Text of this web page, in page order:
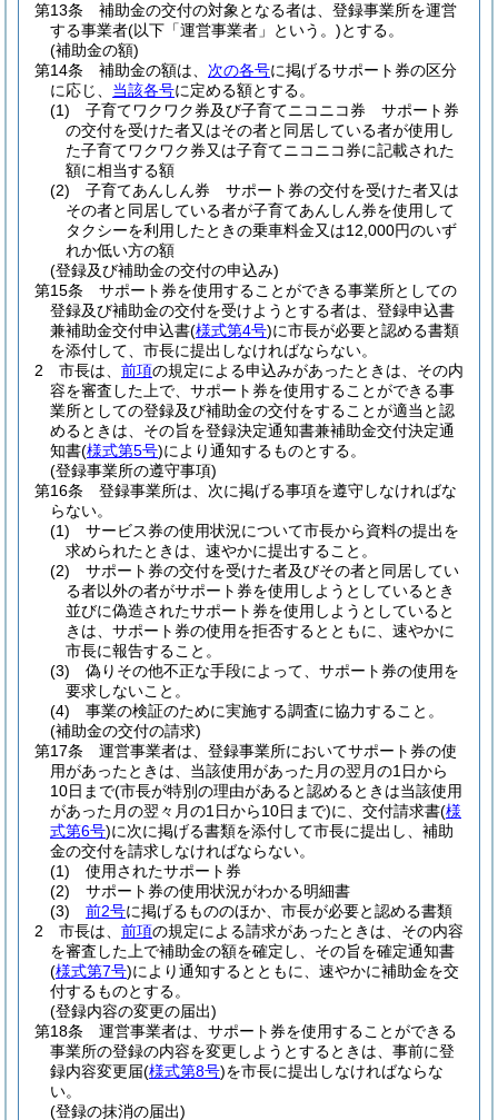
第13条
補助金の交付の対象となる者は、登録事業所を運営
する事業者(以下「運営事業者」という。)とする。
(補助金の額)
第14条
補助金の額は、 次の各号に掲げるサポート券の区分
に応じ、 当該各号に定める額とする。
(1)
子育てワクワク券及び子育てニコニコ券 サポート券
の交付を受けた者又はその者と同居している者が使用し
た子育てワクワク券又は子育てニコニコ券に記載された
額に相当する額
(2)
子育てあんしん券 サポート券の交付を受けた者又は
その者と同居している者が子育てあんしん券を使用して
タクシーを利用したときの乗車料金又は12,000円のいず
れか低い方の額
(登録及び補助金の交付の申込み)
第15条
サポート券を使用することができる事業所としての
登録及び補助金の交付を受けようとする者は、登録申込書
兼補助金交付申込書(様式第4号)に市長が必要と認める書類
を添付して、市長に提出しなければならない。
2
市長は、 前項の規定による申込みがあったときは、その内
容を審査した上で、サポート券を使用することができる事
業所としての登録及び補助金の交付をすることが適当と認
めるときは、その旨を登録決定通知書兼補助金交付決定通
知書(様式第5号)により通知するものとする。
(登録事業所の遵守事項)
第16条
登録事業所は、次に掲げる事項を遵守しなければな
らない。
(1)
サービス券の使用状況について市長から資料の提出を
求められたときは、速やかに提出すること。
(2)
サポート券の交付を受けた者及びその者と同居してい
る者以外の者がサポート券を使用しようとしているとき
並びに偽造されたサポート券を使用しようとしていると
きは、サポート券の使用を拒否するとともに、速やかに
市長に報告すること。
(3)
偽りその他不正な手段によって、サポート券の使用を
要求しないこと。
(4)
事業の検証のために実施する調査に協力すること。
(補助金の交付の請求)
第17条
運営事業者は、登録事業所においてサポート券の使
用があったときは、当該使用があった月の翌月の1日から
10日まで(市長が特別の理由があると認めるときは当該使用
があった月の翌々月の1日から10日まで)に、交付請求書(様
式第6号)に次に掲げる書類を添付して市長に提出し、補助
金の交付を請求しなければならない。
(1)
使用されたサポート券
(2)
サポート券の使用状況がわかる明細書
(3)
前2号に掲げるもののほか、市長が必要と認める書類
2
市長は、 前項の規定による請求があったときは、その内容
を審査した上で補助金の額を確定し、その旨を確定通知書
(様式第7号)により通知するとともに、速やかに補助金を交
付するものとする。
(登録内容の変更の届出)
第18条
運営事業者は、サポート券を使用することができる
事業所の登録の内容を変更しようとするときは、事前に登
録内容変更届(様式第8号)を市長に提出しなければならな
い。
(登録の抹消の届出)